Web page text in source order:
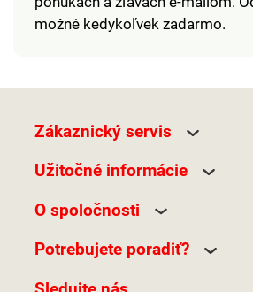
možné kedykoľvek zadarmo.
Zákaznický servis
Užitočné informácie
O spoločnosti
Potrebujete poradiť?